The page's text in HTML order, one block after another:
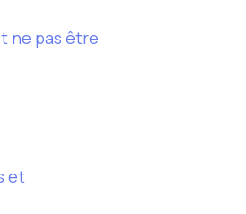
ne pas être
et